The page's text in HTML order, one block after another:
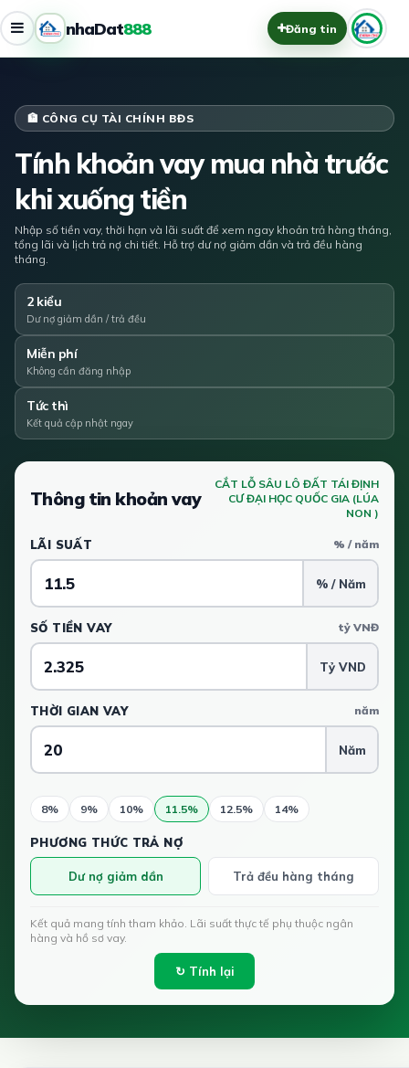
nhaDat888 Đăng tin
🏦 CÔNG CỤ TÀI CHÍNH BĐS
Tính khoản vay mua nhà trước
khi xuống tiền
Nhập số tiền vay, thời hạn và lãi suất để xem ngay khoản trả hàng tháng,
tổng lãi và lịch trả nợ chi tiết. Hỗ trợ dư nợ giảm dần và trả đều hàng
tháng.
2 kiểu
Dư nợ giảm dần / trả đều
Miễn phí
Không cần đăng nhập
Tức thì
Kết quả cập nhật ngay
Thông tin khoản vay
CẮT LỖ SÂU LÔ ĐẤT TÁI ĐỊNH
CƯ ĐẠI HỌC QUỐC GIA (LÚA
NON )
LÃI SUẤT % / năm
% / Năm
SỐ TIỀN VAY tỷ VNĐ
Tỷ VND
THỜI GIAN VAY năm
Năm
8% 9% 10% 11.5% 12.5% 14%
PHƯƠNG THỨC TRẢ NỢ
Dư nợ giảm dần Trả đều hàng tháng
Kết quả mang tính tham khảo. Lãi suất thực tế phụ thuộc ngân
hàng và hồ sơ vay.
↻ Tính lại